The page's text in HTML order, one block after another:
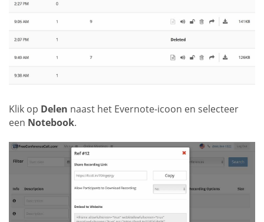
Klik op Delen naast het Evernote-icoon en selecteer
een Notebook.